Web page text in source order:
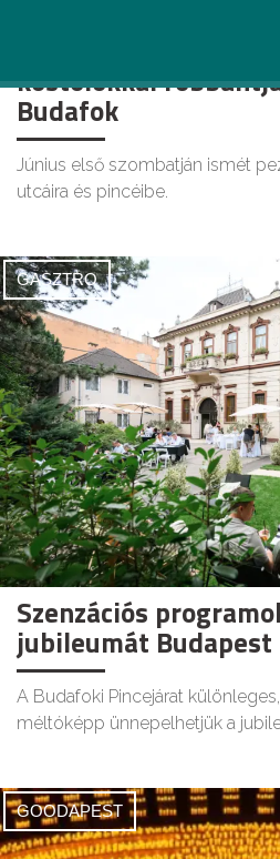
kóstolókkal
Budafok
Június első szombatján ismét
utcáira és pincéibe.
GASZTRO
Szenzációs
jubileumát Budapest
A Budafoki Pincejárat
méltóképp ünnepelhetjük a
GOODAPEST